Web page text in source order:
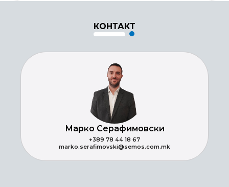
КОНТАКТ
Марко Серафимовски
+389 78 44 18 67
marko.serafimovski@semos.com.mk